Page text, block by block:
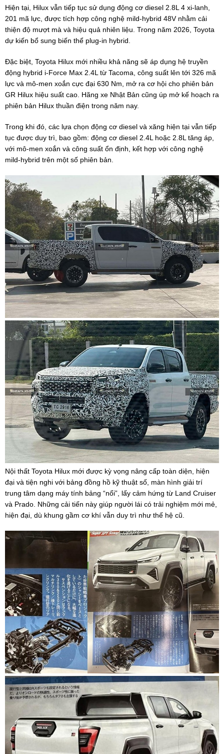
Hiện tại, Hilux vẫn tiếp tục sử dụng động cơ diesel 2.8L 4 xi-lanh,
201 mã lực, được tích hợp công nghệ mild-hybrid 48V nhằm cải
thiện độ mượt mà và hiệu quả nhiên liệu. Trong năm 2026, Toyota
dự kiến bổ sung biến thể plug-in hybrid.
Đặc biệt, Toyota Hilux mới nhiều khả năng sẽ áp dụng hệ truyền
động hybrid i-Force Max 2.4L từ Tacoma, công suất lên tới 326 mã
lực và mô-men xoắn cực đại 630 Nm, mở ra cơ hội cho phiên bản
GR Hilux hiệu suất cao. Hãng xe Nhật Bản cũng úp mở kế hoạch ra
phiên bản Hilux thuần điện trong năm nay.
Trong khi đó, các lựa chọn động cơ diesel và xăng hiện tại vẫn tiếp
tục được duy trì, bao gồm: động cơ diesel 2.4L hoặc 2.8L tăng áp,
với mô-men xoắn và công suất ổn định, kết hợp với công nghệ
mild-hybrid trên một số phiên bản.
Nội thất Toyota Hilux mới được kỳ vọng nâng cấp toàn diện, hiện
đại và tiện nghi với bảng đồng hồ kỹ thuật số, màn hình giải trí
trung tâm dạng máy tính bảng “nổi”, lấy cảm hứng từ Land Cruiser
và Prado. Những cải tiến này giúp người lái có trải nghiệm mới mẻ,
hiện đại, dù khung gầm cơ khí vẫn duy trì như thế hệ cũ.